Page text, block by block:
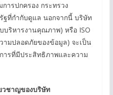
ารปกครอง กระทรวง
ฐที่กำกับดูแล นอกจากนี้ บริษัท
บริหารงานคุณภาพ) หรือ ISO
ามปลอดภัยของข้อมูล) จะเป็น
ารที่มีประสิทธิภาพและความ
วชาญของบริษัท